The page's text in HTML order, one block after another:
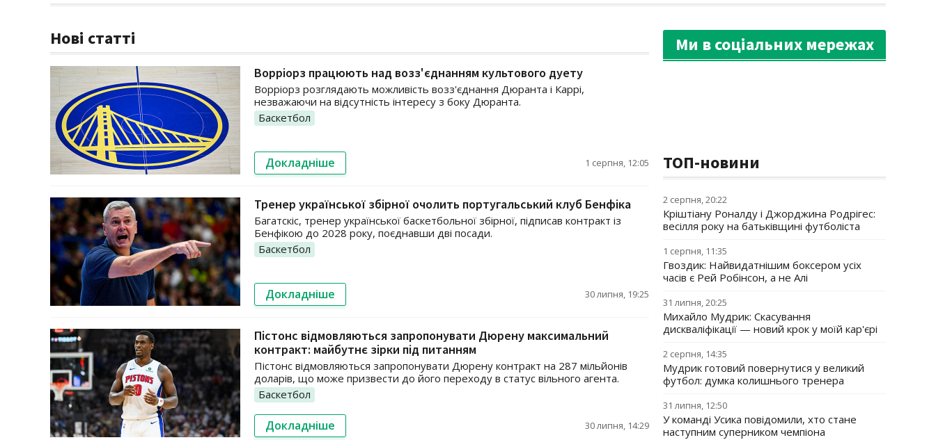
Нові статті
Ворріорз працюють над возз'єднанням культового дуету
Ворріорз розглядають можливість возз'єднання Дюранта і Каррі,
незважаючи на відсутність інтересу з боку Дюранта.
Баскетбол
Докладніше 1 серпня, 12:05
Тренер української збірної очолить португальський клуб Бенфіка
Багатскіс, тренер української баскетбольної збірної, підписав контракт із
Бенфікою до 2028 року, поєднавши дві посади.
Баскетбол
Докладніше 30 липня, 19:25
Пістонс відмовляються запропонувати Дюрену максимальний
контракт: майбутнє зірки під питанням
Пістонс відмовляються запропонувати Дюрену контракт на 287 мільйонів
доларів, що може призвести до його переходу в статус вільного агента.
Баскетбол
Докладніше 30 липня, 14:29
Ми в соціальних мережах
ТОП-новини
2 серпня, 20:22
Кріштіану Роналду і Джорджина Родрігес:
весілля року на батьківщині футболіста
1 серпня, 11:35
Гвоздик: Найвидатнішим боксером усіх
часів є Рей Робінсон, а не Алі
31 липня, 20:25
Михайло Мудрик: Скасування
дискваліфікації — новий крок у моїй кар'єрі
2 серпня, 14:35
Мудрик готовий повернутися у великий
футбол: думка колишнього тренера
31 липня, 12:50
У команді Усика повідомили, хто стане
наступним суперником чемпіона